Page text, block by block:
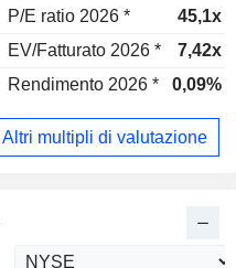
P/E ratio 2026 *
45,1x
EV/Fatturato 2026 *
7,42x
Rendimento 2026 * 0,09%
Altri multipli di valutazione